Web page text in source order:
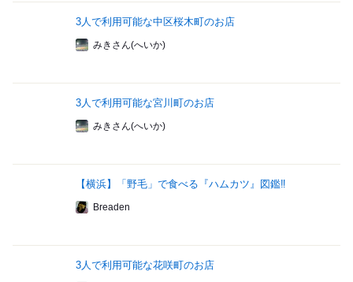
3人で利用可能な中区桜木町のお店
みきさん(へいか)
3人で利用可能な宮川町のお店
みきさん(へいか)
【横浜】「野毛」で食べる『ハムカツ』図鑑‼
Breaden
3人で利用可能な花咲町のお店